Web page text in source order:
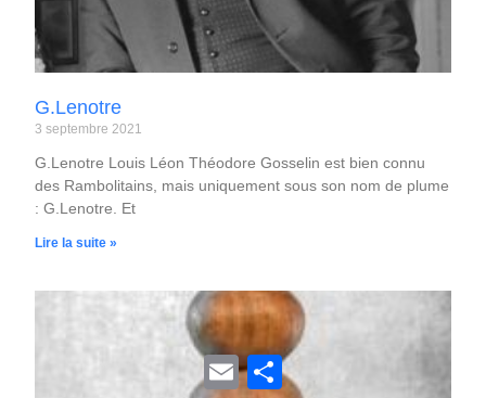
G.Lenotre
3 septembre 2021
G.Lenotre Louis Léon Théodore Gosselin est bien connu
des Rambolitains, mais uniquement sous son nom de plume
: G.Lenotre. Et
Lire la suite »
E
m
P
a